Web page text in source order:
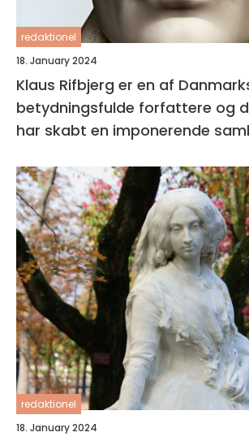
redaktionel
18. January 2024
Klaus Rifbjerg er en af
betydningsfulde forfattere og
har skabt en imponerende
redaktionel
18. January 2024